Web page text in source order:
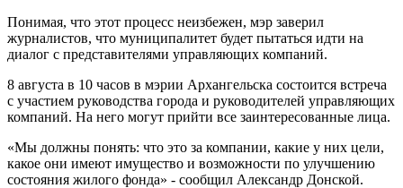
Понимая, что этот процесс неизбежен, мэр заверил
журналистов, что муниципалитет будет пытаться идти на
диалог с представителями управляющих компаний.
8 августа в 10 часов в мэрии Архангельска состоится встреча
с участием руководства города и руководителей управляющих
компаний. На него могут прийти все заинтересованные лица.
«Мы должны понять: что это за компании, какие у них цели,
какое они имеют имущество и возможности по улучшению
состояния жилого фонда» - сообщил Александр Донской.